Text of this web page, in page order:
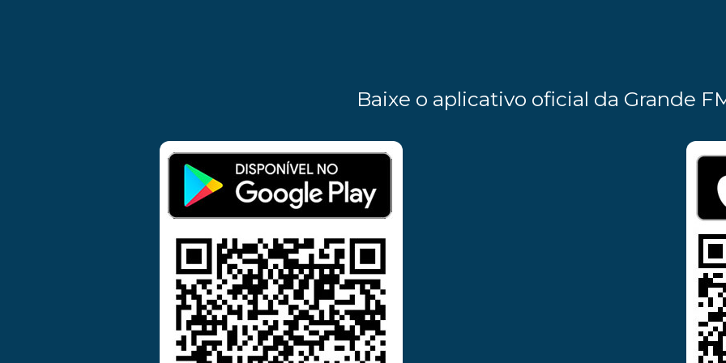
Baixe o aplicativo oficial da Grande